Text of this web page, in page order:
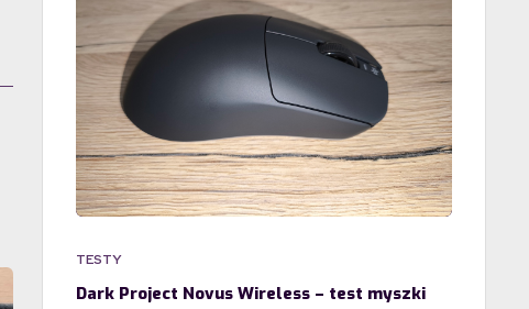
TESTY
Dark Project Novus Wireless – test myszki